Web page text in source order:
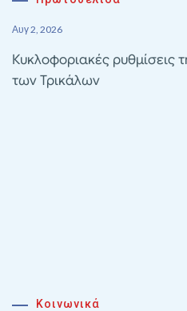
Αυγ 2, 2026
Κυκλοφοριακές ρυθμίσεις
των Τρικάλων
Κοινωνικά